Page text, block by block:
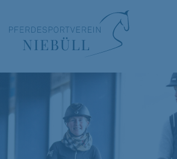
Termine
Wir über uns